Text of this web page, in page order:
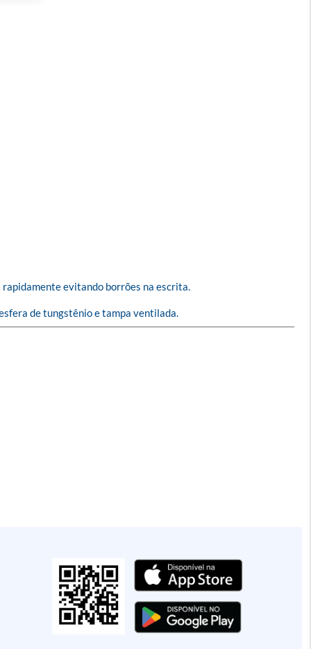
evitando borrões na escrita.
de tungstênio e tampa ventilada.